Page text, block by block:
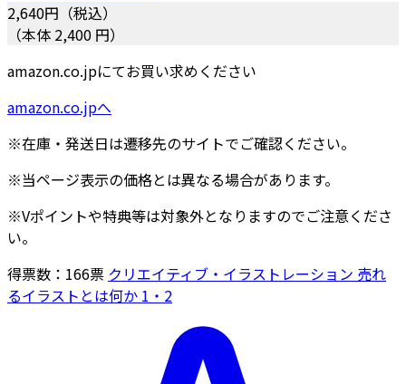
2,640円（税込）
（本体 2,400 円）
amazon.co.jpにてお買い求めください
amazon.co.jpへ
※在庫・発送日は遷移先のサイトでご確認ください。
※当ページ表示の価格とは異なる場合があります。
※Vポイントや特典等は対象外となりますのでご注意くださ
い。
得票数： 166票 クリエイティブ・イラストレーション 売れ
るイラストとは何か 1・2